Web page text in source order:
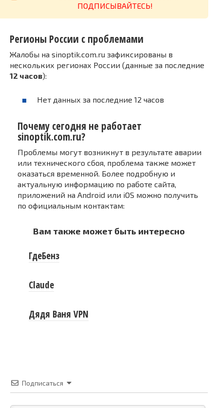
ПОДПИСЫВАЙТЕСЬ!
Регионы России с проблемами
Жалобы на sinoptik.com.ru зафиксированы в
нескольких регионах России (данные за последние
12 часов):
Нет данных за последние 12 часов
Почему сегодня не работает
sinoptik.com.ru?
Проблемы могут возникнут в результате аварии
или технического сбоя, проблема также может
оказаться временной. Более подробную и
актуальную информацию по работе сайта,
приложений на Android или iOS можно получить
по официальным контактам:
Вам также может быть интересно
ГдеБенз
Claude
Дядя Ваня VPN
Подписаться